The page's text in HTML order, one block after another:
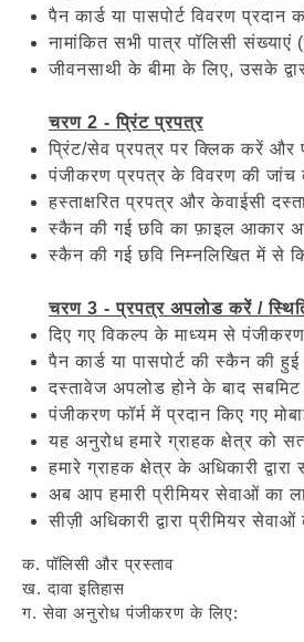
पैन कार्ड या पासपोर्ट विवरण प्रदान
नामांकित सभी पात्र पॉलिसी
जीवनसाथी के बीमा के लिए, उसके
चरण 2 - प्रिंट प्रपत्र
प्रिंट/सेव प्रपत्र पर क्लिक करें और
पंजीकरण प्रपत्र के विवरण की
हस्ताक्षरित प्रपत्र और केवाईसी
स्कैन की गई छवि का फ़ाइल आकार
स्कैन की गई छवि निम्नलिखित में से
चरण 3 - प्रपत्र अपलोड करें /
दिए गए विकल्प के माध्यम से
पैन कार्ड या पासपोर्ट की स्कैन की
दस्तावेज अपलोड होने के बाद
पंजीकरण फॉर्म में प्रदान किए गए
यह अनुरोध हमारे ग्राहक क्षेत्र को
हमारे ग्राहक क्षेत्र के अधिकारी
अब आप हमारी प्रीमियर सेवाओं का
सीज़ी अधिकारी द्वारा प्रीमियर
क. पॉलिसी और प्रस्ताव
ख. दावा इतिहास
ग. सेवा अनुरोध पंजीकरण के लिए: